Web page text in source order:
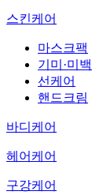
스킨케어
마스크팩
기미·미백
선케어
핸드크림
바디케어
헤어케어
구강케어